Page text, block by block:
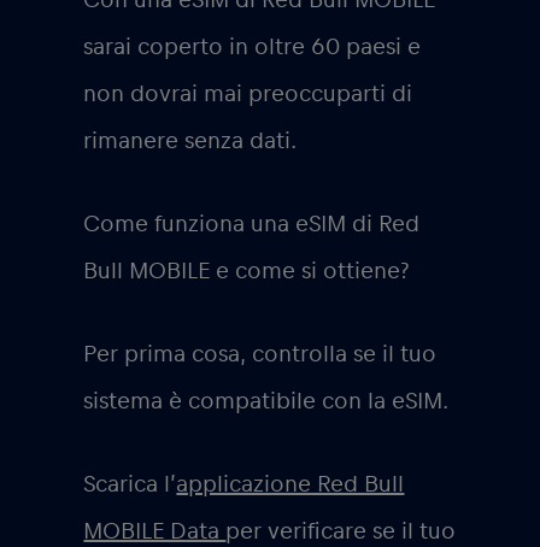
sarai coperto in oltre 60 paesi e
non dovrai mai preoccuparti di
rimanere senza dati.
Come funziona una eSIM di Red
Bull MOBILE e come si ottiene?
Per prima cosa, controlla se il tuo
sistema è compatibile con la eSIM.
Scarica l’applicazione Red Bull
MOBILE Data per verificare se il tuo